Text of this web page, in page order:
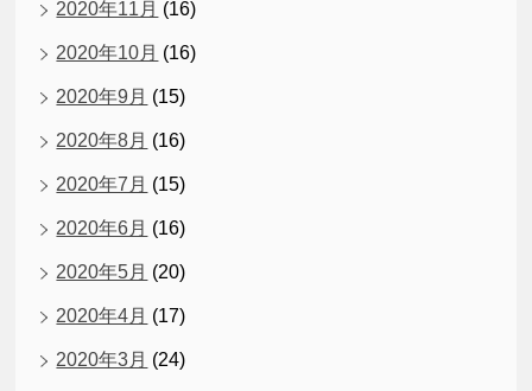
2020年11月 (16)
2020年10月 (16)
2020年9月 (15)
2020年8月 (16)
2020年7月 (15)
2020年6月 (16)
2020年5月 (20)
2020年4月 (17)
2020年3月 (24)